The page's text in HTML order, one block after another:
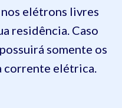
elétrons livres
residência. Caso
somente os
corrente elétrica.